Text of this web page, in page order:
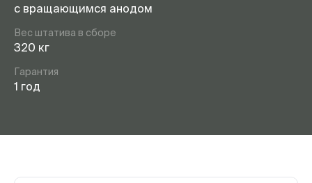
c вращающимся анодом
Вес штатива в сборе
320 кг
Гарантия
1 год